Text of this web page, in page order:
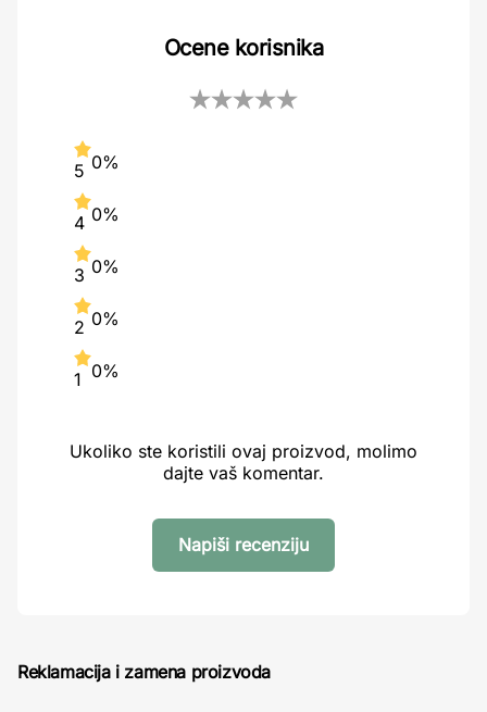
Ocene korisnika
5 0%
4 0%
3 0%
2 0%
1 0%
Ukoliko ste koristili ovaj proizvod, molimo
dajte vaš komentar.
Napiši recenziju
Reklamacija i zamena proizvoda